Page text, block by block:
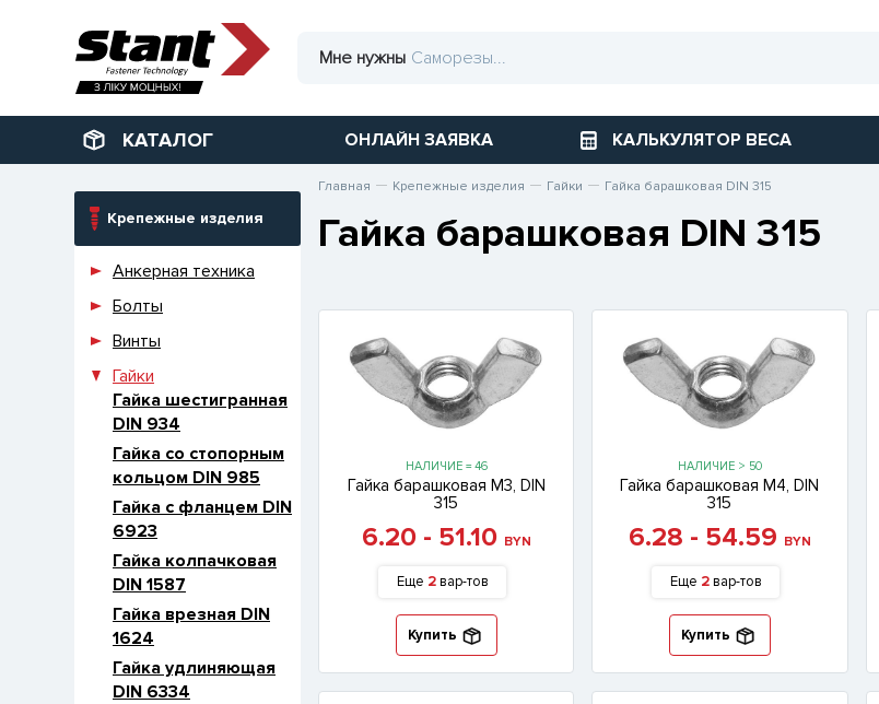
Мне нужны
КАТАЛОГ ОНЛАЙН ЗАЯВКА КАЛЬКУЛЯТОР ВЕСА
Крепежные изделия
Анкерная техника
Болты
Винты
Гайки
Гайка шестигранная
DIN 934
Гайка со стопорным
кольцом DIN 985
Гайка с фланцем DIN
6923
Гайка колпачковая
DIN 1587
Гайка врезная DIN
1624
Гайка удлиняющая
DIN 6334
Главная Крепежные изделия Гайки Гайка барашковая DIN 315
Гайка барашковая DIN 315
НАЛИЧИЕ = 46
Гайка барашковая М3, DIN
315
6.20 - 51.10 BYN
Еще 2 вар-тов
Купить
НАЛИЧИЕ > 50
Гайка барашковая М4, DIN
315
6.28 - 54.59 BYN
Еще 2вар-тов
Купить